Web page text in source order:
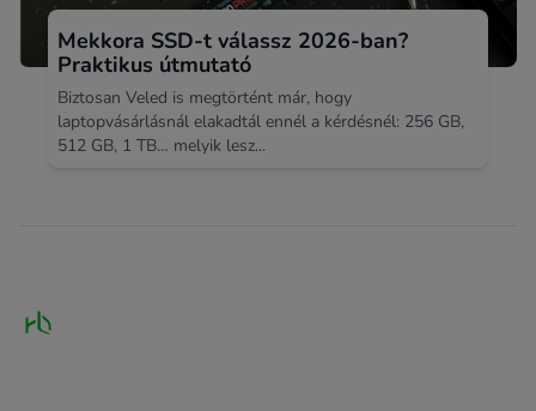
Mekkora SSD-t válassz 2026-ban?
Praktikus útmutató
Biztosan Veled is megtörtént már, hogy
laptopvásárlásnál elakadtál ennél a kérdésnél: 256 GB,
512 GB, 1 TB… melyik lesz...